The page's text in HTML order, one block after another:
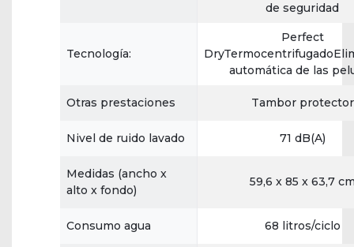
de seguridad
Tecnología:
Perfect
automática de las
Otras prestaciones Tambor protector
Nivel de ruido lavado 71 dB(A)
Medidas (ancho x
alto x fondo)
59,6 x 85 x 63,7
Consumo agua 68 litros/ciclo